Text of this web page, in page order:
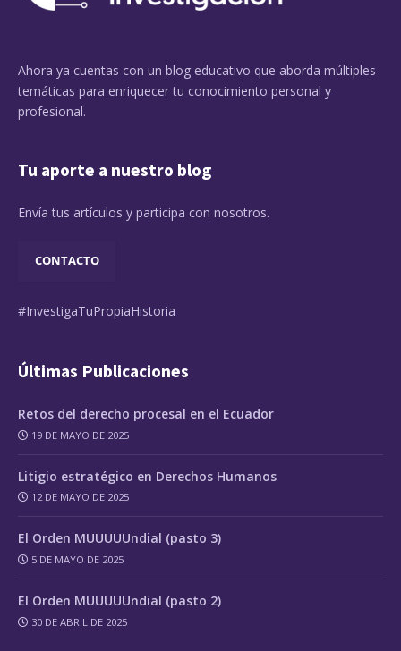
Ahora ya cuentas con un blog educativo que aborda múltiples
temáticas para enriquecer tu conocimiento personal y
profesional.
Tu aporte a nuestro blog
Envía tus artículos y participa con nosotros.
CONTACTO
#InvestigaTuPropiaHistoria
Últimas Publicaciones
Retos del derecho procesal en el Ecuador
19 DE MAYO DE 2025
Litigio estratégico en Derechos Humanos
12 DE MAYO DE 2025
El Orden MUUUUUndial (pasto 3)
5 DE MAYO DE 2025
El Orden MUUUUUndial (pasto 2)
30 DE ABRIL DE 2025